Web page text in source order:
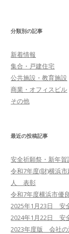
ゲ
シ
ョ
ン
分類別の記事
新着情報
集合・戸建住宅
公共施設・教育施設
商業・オフィスビル
その他
最近の投稿記事
安全祈願祭・新年
令和7年度(財)横浜
人 表彰
令和7年度横浜市優
2025年1月23日 安
2024年1月22日 安
2023年度版 会社